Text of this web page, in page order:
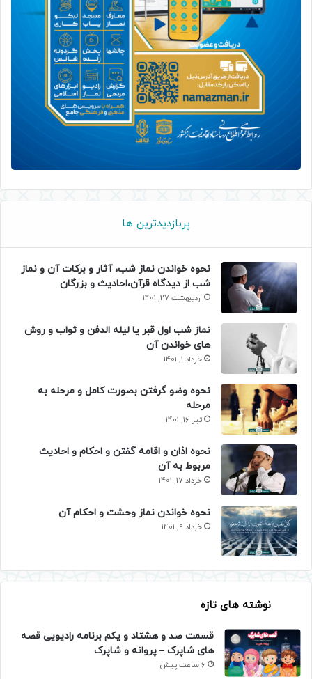
پربازدیدترین ها
نحوه خواندن نماز شب، آثار و برکات آن و نماز
شب از دیدگاه قرآن،احادیث و بزرگان
اردیبهشت 27, 1401
نماز شب اول قبر یا لیله الدفن و ثواب و روش
های خواندن آن
خرداد 1, 1401
نحوه وضو گرفتن بصورت کامل و مرحله به
مرحله
تیر 16, 1401
نحوه اذان و اقامه گفتن و احکام و احادیث
مربوط به آن
خرداد 17, 1401
نحوه خواندن نماز وحشت و احکام آن
خرداد 9, 1401
نوشته های تازه
قسمت صد و هشتاد و یکم برنامه رادیویی قصه
های شاپرک – پروانه و شاپرک
6 ساعت پیش